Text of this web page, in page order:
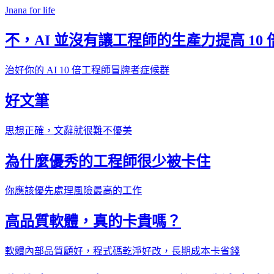
Jnana for life
不，AI 並沒有讓工程師的生產力提高 10
治好你的 AI 10 倍工程師冒牌者症候群
好文筆
思想正確，文辭就很難不優美
為什麼優秀的工程師很少被卡住
你應該優先處理風險最高的工作
高品質軟體，真的卡貴嗎？
軟體內部品質顧好，程式碼乾淨好改，長期成本卡省錢